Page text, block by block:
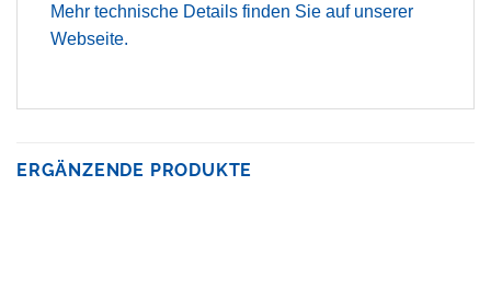
Mehr technische Details finden Sie auf unserer
Webseite.
ERGÄNZENDE PRODUKTE